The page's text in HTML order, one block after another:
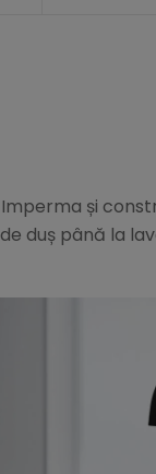
și
duș până la